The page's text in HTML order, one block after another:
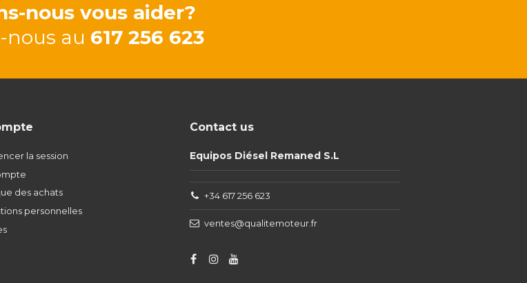
nous vous aider?
nous au 617 256 623
la session
des achats
personnelles
Contact us
Equipos Diésel Remaned S.L
+34 617 256 623
ventes@qualitemoteur.fr